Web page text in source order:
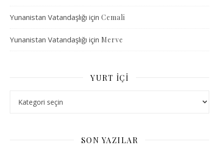
Yunanistan Vatandaşlığı için Cemali
Yunanistan Vatandaşlığı için Merve
YURT İÇI
SON YAZILAR